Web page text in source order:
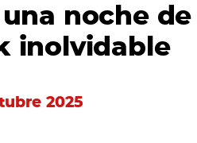
noche de
inolvidable
2025